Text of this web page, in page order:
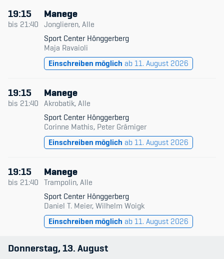
Organisation
Offene Stellen
Mitgliedervereine
Sponsoren und Partner
Netzwerk
19:15
bis 21:40
Manege
Jonglieren, Alle
Sport Center Hönggerberg
Maja Ravaioli
Einschreiben möglich ab 11. August 2026
19:15
bis 21:40
Manege
Akrobatik, Alle
Sport Center Hönggerberg
Corinne Mathis, Peter Grämiger
Einschreiben möglich ab 11. August 2026
19:15
bis 21:40
Manege
Trampolin, Alle
Sport Center Hönggerberg
Daniel T. Meier, Wilhelm Woigk
Einschreiben möglich ab 11. August 2026
Donnerstag 13 August